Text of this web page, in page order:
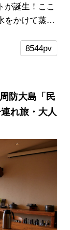
が誕生！ここ
をかけて蒸気
、初心者で
プランやカ
を体感できる
底紹介しま
8544pv
防大島「民
れ旅・大人